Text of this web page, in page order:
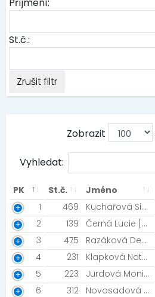
St.č.:
Zrušit filtr
Zobrazit
Vyhledat:
PK St.č. Jméno
1
469 Kuchařová Simona [RABBITS ZNOJMO]
2
139 Černá Lucie [2BWINNER TEAM]
3
475 Razáková Denisa [Extreme Obstacle Runners]
4
231 Klapková Natálie
5
223 Jurdová Monika [MIZUNO TEAM]
6
312 Novosadová Nikola